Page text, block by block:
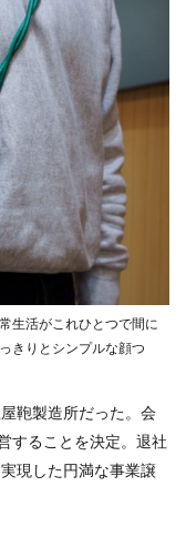
生活がこれひとつで間に
きりとシンプルな顔つ
鞄製造所だった。会
することを決定。退社
現した円満な事業譲